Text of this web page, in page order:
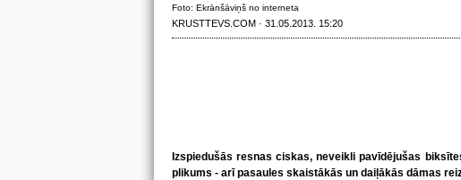
Foto: Ekrānšāviņš no interneta
KRUSTTEVS.COM · 31.05.2013. 15:20
Izspiedušās resnas ciskas, neveikli pavīdējušas
plikums - arī pasaules skaistākās un daiļākās dāmas